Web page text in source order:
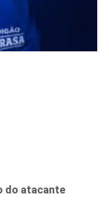
do atacante